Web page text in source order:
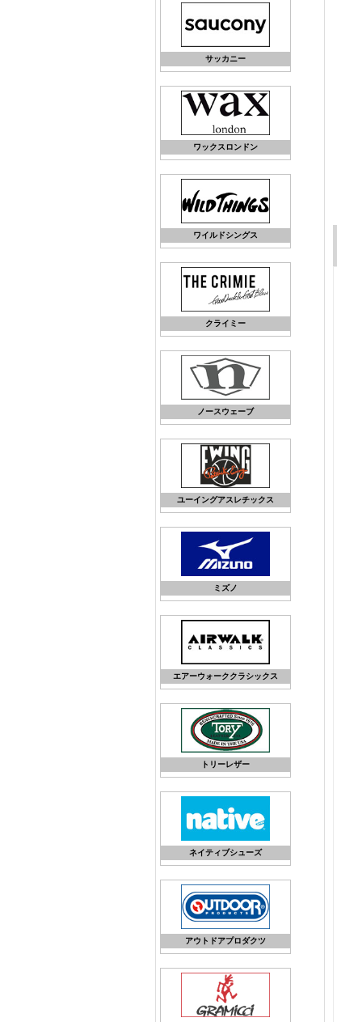
サッカニー
ワックスロンドン
ワイルドシングス
クライミー
ノースウェーブ
ユーイングアスレチックス
ミズノ
エアーウォーククラシックス
トリーレザー
ネイティブシューズ
アウトドアプロダクツ